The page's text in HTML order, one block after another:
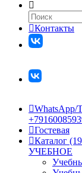
Контакты
WhatsApp/
Гостевая
Каталог
УЧЕБНОЕ